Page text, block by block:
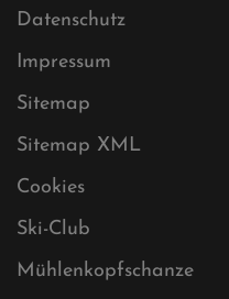
Datenschutz
Impressum
Sitemap
Sitemap XML
Cookies
Ski-Club
Mühlenkopfschanze